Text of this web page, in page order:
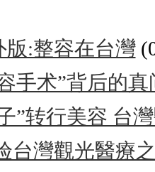
版:整容在台灣
手术”背后的真
”转行美容 台
台灣觀光醫療